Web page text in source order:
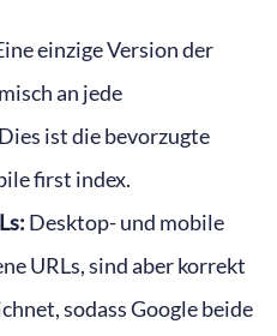
einzige Version der
an jede
ist die bevorzugte
first index.
Desktop- und mobile
URLs, sind aber korrekt
sodass Google beide